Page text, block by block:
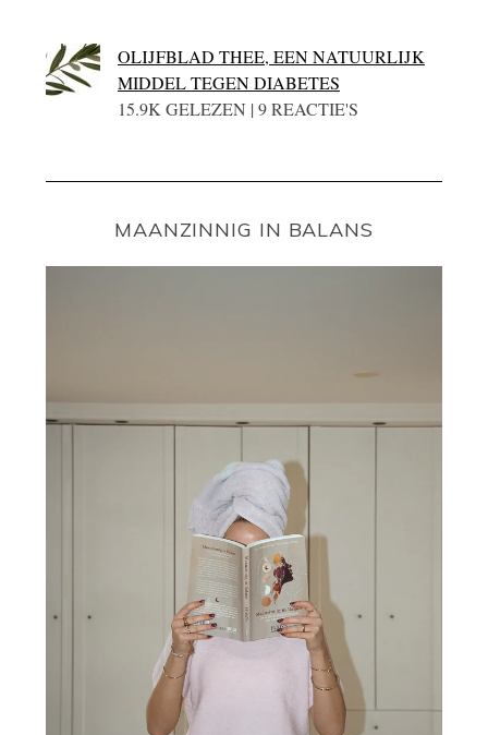
OLIJFBLAD THEE, EEN NATUURLIJK
MIDDEL TEGEN DIABETES
15.9K GELEZEN | 9 REACTIE'S
MAANZINNIG IN BALANS